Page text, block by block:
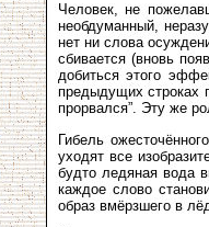
Человек, не
необдуманный,
нет ни слова
сбивается (вновь
добиться этого
предыдущих строках
прорвался”. Эту же
Гибель
уходят все
будто ледяная вода
каждое слово
образ вмёрзшего в